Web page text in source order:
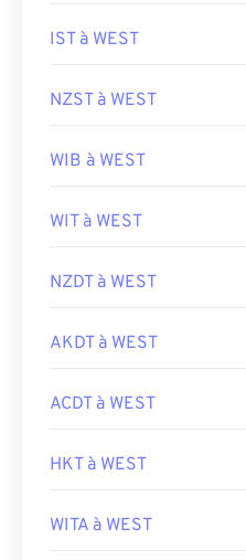
IST à WEST
NZST à WEST
WIB à WEST
WIT à WEST
NZDT à WEST
AKDT à WEST
ACDT à WEST
HKT à WEST
WITA à WEST